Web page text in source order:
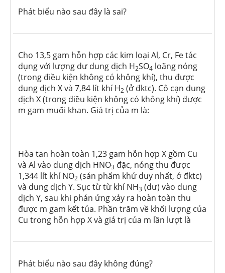
Phát biểu nào sau đây là sai?
Cho 13,5 gam hỗn hợp các kim loại Al, Cr, Fe tác
dụng với lượng dư dung dịch H2SO4 loãng nóng
(trong điều kiện không có không khí), thu được
dung dịch X và 7,84 lít khí H2 (ở đktc). Cô cạn dung
dịch X (trong điều kiện không có không khí) được
m gam muối khan. Giá trị của m là:
Hòa tan hoàn toàn 1,23 gam hỗn hợp X gồm Cu
và Al vào dung dịch HNO3 đặc, nóng thu được
1,344 lít khí NO2 (sản phẩm khử duy nhất, ở đktc)
và dung dịch Y. Sục từ từ khí NH3 (dư) vào dung
dịch Y, sau khi phản ứng xảy ra hoàn toàn thu
được m gam kết tủa. Phần trăm về khối lượng của
Cu trong hỗn hợp X và giá trị của m lần lượt là
Phát biểu nào sau đây không đúng?